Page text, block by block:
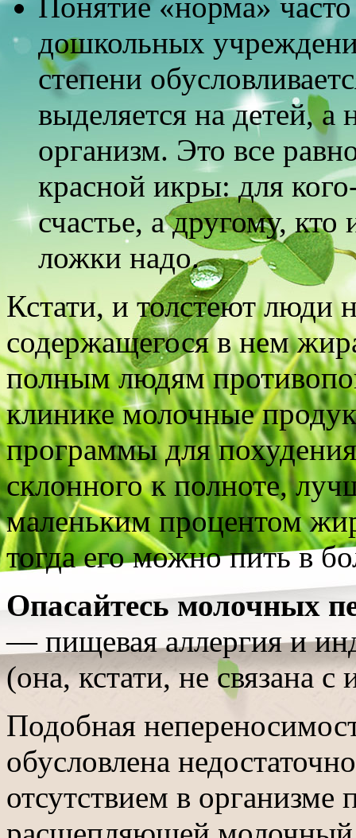
дошкольных
степени
выделяется на детей,
организм. Это все
красной икры: для
счастье, а другому,
ложки надо.
Кстати, и толстеют люди
содержащегося в нем
полным людям
клинике молочные
программы для
склонного к полноте,
маленьким процентом
тогда его можно пить в
Опасайтесь молочных
— пищевая аллергия и
(она, кстати, не связана
Подобная
обусловлена
отсутствием в организме